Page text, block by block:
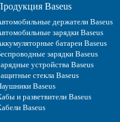
Baseus
держатели Baseus
зарядки Baseus
батареи Baseus
зарядки Baseus
устройства Baseus
стекла Baseus
Baseus
и разветвители Baseus
Baseus